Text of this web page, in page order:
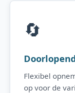
🔄
Flexibel
op voor de